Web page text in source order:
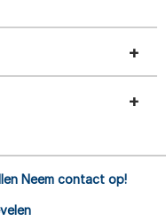
Neem contact op!